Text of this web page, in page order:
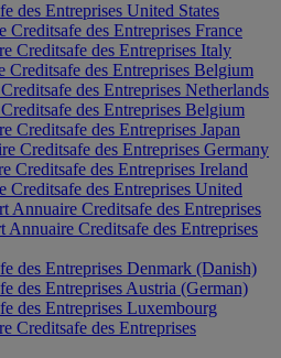
United States
France
Italy
Belgium
Netherlands
Belgium
Japan
Germany
Ireland
United
Denmark (Danish)
Austria (German)
Luxembourg